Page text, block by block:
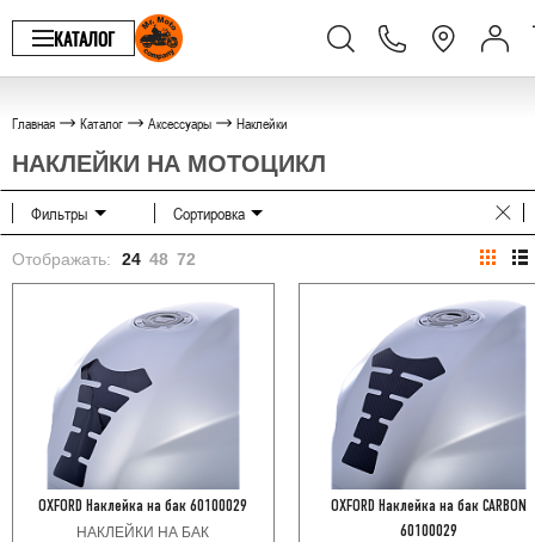
КАТАЛОГ
Главная Каталог Аксессуары Наклейки
НАКЛЕЙКИ НА МОТОЦИКЛ
Фильтры Сортировка
Отображать: 24 48 72
OXFORD Наклейка на бак 60100029
НАКЛЕЙКИ НА БАК
OXFORD Наклейка на бак CARBON
60100029